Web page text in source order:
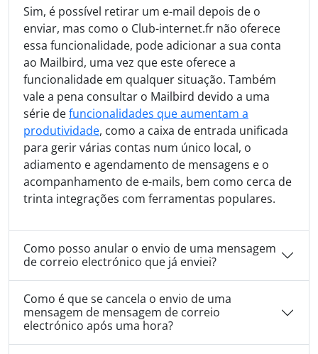
Sim, é possível retirar um e-mail depois de o
enviar, mas como o Club-internet.fr não oferece
essa funcionalidade, pode adicionar a sua conta
ao Mailbird, uma vez que este oferece a
funcionalidade em qualquer situação. Também
vale a pena consultar o Mailbird devido a uma
série defuncionalidades que aumentam a
produtividade, como a caixa de entrada unificada
para gerir várias contas num único local, o
adiamento e agendamento de mensagens e o
acompanhamento de e-mails, bem como cerca de
trinta integrações com ferramentas populares.
Como posso anular o envio de uma mensagem
de correio electrónico que já enviei?
Como é que se cancela o envio de uma
mensagem de mensagem de correio
electrónico após uma hora?